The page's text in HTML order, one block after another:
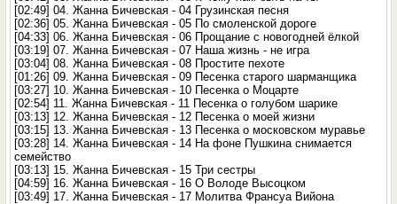
[02:49] 04. Жанна Бичевская - 04 Грузинская песня
[02:36] 05. Жанна Бичевская - 05 По смоленской дороге
[04:33] 06. Жанна Бичевская - 06 Прощание с новогодней ёлкой
[03:19] 07. Жанна Бичевская - 07 Наша жизнь - не игра
[03:04] 08. Жанна Бичевская - 08 Простите пехоте
[01:26] 09. Жанна Бичевская - 09 Песенка старого шарманщика
[03:27] 10. Жанна Бичевская - 10 Песенка о Моцарте
[02:54] 11. Жанна Бичевская - 11 Песенка о голубом шарике
[03:13] 12. Жанна Бичевская - 12 Песенка о моей жизни
[03:15] 13. Жанна Бичевская - 13 Песенка о московском муравье
[03:28] 14. Жанна Бичевская - 14 На фоне Пушкина снимается
семейство
[03:13] 15. Жанна Бичевская - 15 Три сестры
[04:59] 16. Жанна Бичевская - 16 О Володе Высоцком
[03:49] 17. Жанна Бичевская - 17 Молитва Франсуа Вийона